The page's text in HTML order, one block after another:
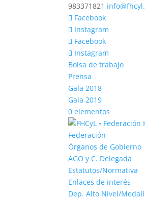
983371821
Facebook
Instagram
Facebook
Instagram
Bolsa de trabajo
Prensa
Gala 2018
Gala 2019
0 elementos
Federación
Órganos de Gobierno
AGO y C. Delegada
Estatutos/Normativa
Enlaces de interés
Dep. Alto Nivel/